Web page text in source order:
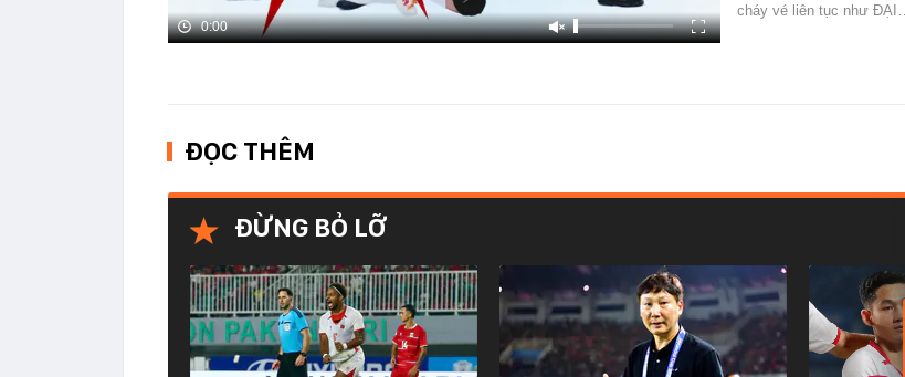
0:00
cháy vé liên tục như ĐẠI…
ĐỌC THÊM
ĐỪNG BỎ LỠ